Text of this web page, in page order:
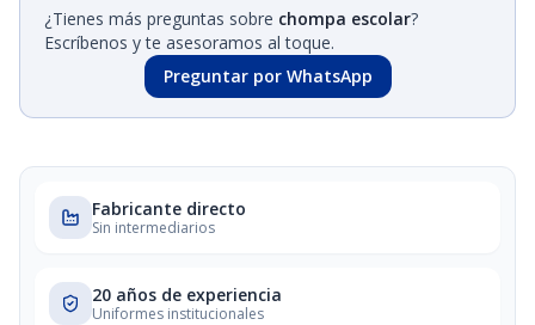
¿Tienes más preguntas sobre chompa escolar?
Escríbenos y te asesoramos al toque.
Preguntar por WhatsApp
Fabricante directo
Sin intermediarios
20 años de experiencia
Uniformes institucionales